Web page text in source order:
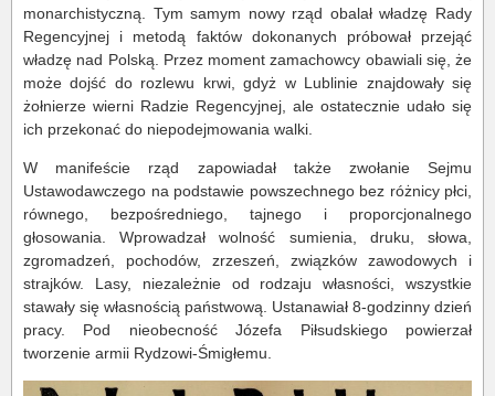
monarchistyczną. Tym samym nowy rząd obalał władzę Rady
Regencyjnej i metodą faktów dokonanych próbował przejąć
władzę nad Polską. Przez moment zamachowcy obawiali się, że
może dojść do rozlewu krwi, gdyż w Lublinie znajdowały się
żołnierze wierni Radzie Regencyjnej, ale ostatecznie udało się
ich przekonać do niepodejmowania walki.
W manifeście rząd zapowiadał także zwołanie Sejmu
Ustawodawczego na podstawie powszechnego bez różnicy płci,
równego, bezpośredniego, tajnego i proporcjonalnego
głosowania. Wprowadzał wolność sumienia, druku, słowa,
zgromadzeń, pochodów, zrzeszeń, związków zawodowych i
strajków. Lasy, niezależnie od rodzaju własności, wszystkie
stawały się własnością państwową. Ustanawiał 8-godzinny dzień
pracy. Pod nieobecność Józefa Piłsudskiego powierzał
tworzenie armii Rydzowi-Śmigłemu.